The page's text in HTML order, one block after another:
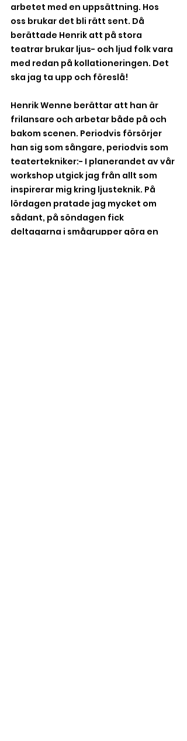
arbetet med en uppsättning. Hos
oss brukar det bli rätt sent. Då
berättade Henrik att på stora
teatrar brukar ljus- och ljud folk vara
med redan på kollationeringen. Det
ska jag ta upp och föreslå!
Henrik Wenne berättar att han är
frilansare och arbetar både på och
bakom scenen. Periodvis försörjer
han sig som sångare, periodvis som
teatertekniker:- I planerandet av vår
workshop utgick jag från allt som
inspirerar mig kring ljusteknik. På
lördagen pratade jag mycket om
sådant, på söndagen fick
deltagarna i smågrupper göra en